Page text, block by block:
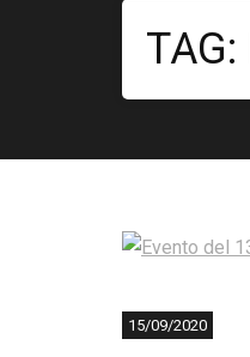
TAG:
15/09/2020